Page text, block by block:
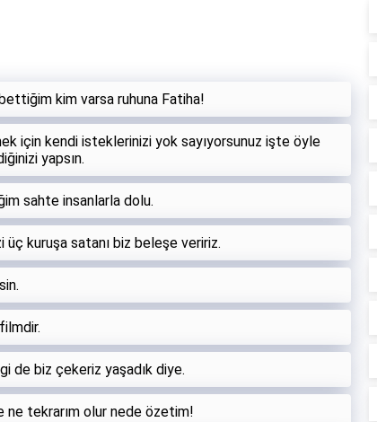
kim varsa ruhuna Fatiha!
için kendi isteklerinizi yok sayıyorsunuz işte öyle
yapsın.
sahte insanlarla dolu.
kuruşa satanı biz beleşe veririz.
de biz çekeriz yaşadık diye.
ne tekrarım olur nede özetim!